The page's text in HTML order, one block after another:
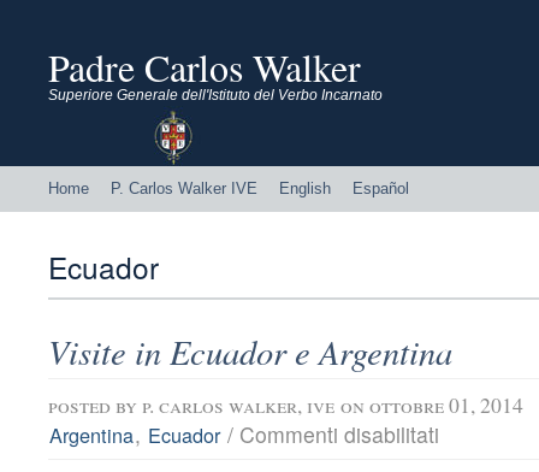
Padre Carlos Walker
Superiore Generale dell'Istituto del Verbo Incarnato
Home P. Carlos Walker IVE English Español
Ecuador
Visite in Ecuador e Argentina
posted by p. carlos walker, ive on ottobre 01, 2014
Argentina, Ecuador / Commenti disabilitati